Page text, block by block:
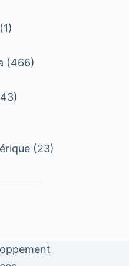
(1)
(466)
(23)